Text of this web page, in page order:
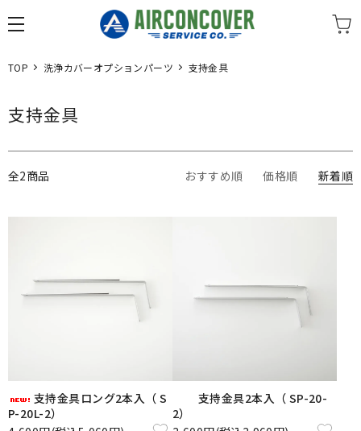
TOP 洗浄カバーオプションパーツ 支持金具
支持金具
全2商品 おすすめ順 価格順 新着順
支持金具ロング2本入（ S
P-20L-2）
支持金具2本入（ SP-20-
2）